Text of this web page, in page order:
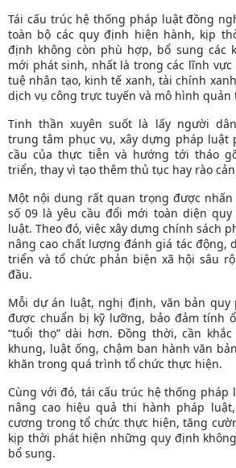
Tái cấu trúc hệ thống pháp luật đồng
toàn bộ các quy định hiện hành, kịp
định không còn phù hợp, bổ sung các
mới phát sinh, nhất là trong các lĩnh
tuệ nhân tạo, kinh tế xanh, tài chính
dịch vụ công trực tuyến và mô hình
Tinh thần xuyên suốt là lấy người
trung tâm phục vụ, xây dựng pháp luật
cầu của thực tiễn và hướng tới tháo
triển, thay vì tạo thêm thủ tục hay rào
Một nội dung rất quan trọng được
số 09 là yêu cầu đổi mới toàn diện
luật. Theo đó, việc xây dựng chính sách
nâng cao chất lượng đánh giá tác động,
triển và tổ chức phản biện xã hội sâu
đầu.
Mỗi dự án luật, nghị định, văn bản quy
được chuẩn bị kỹ lưỡng, bảo đảm tính
“tuổi thọ” dài hơn. Đồng thời, cần
khung, luật ống, chậm ban hành văn
khăn trong quá trình tổ chức thực hiện.
Cùng với đó, tái cấu trúc hệ thống pháp
nâng cao hiệu quả thi hành pháp
cương trong tổ chức thực hiện, tăng
kịp thời phát hiện những quy định
bổ sung.